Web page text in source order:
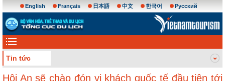
English Français 日本語 中文 한국어 Русский
Tin tức
Hội An sẽ chào đón vị khách quốc tế đầu tiên tới